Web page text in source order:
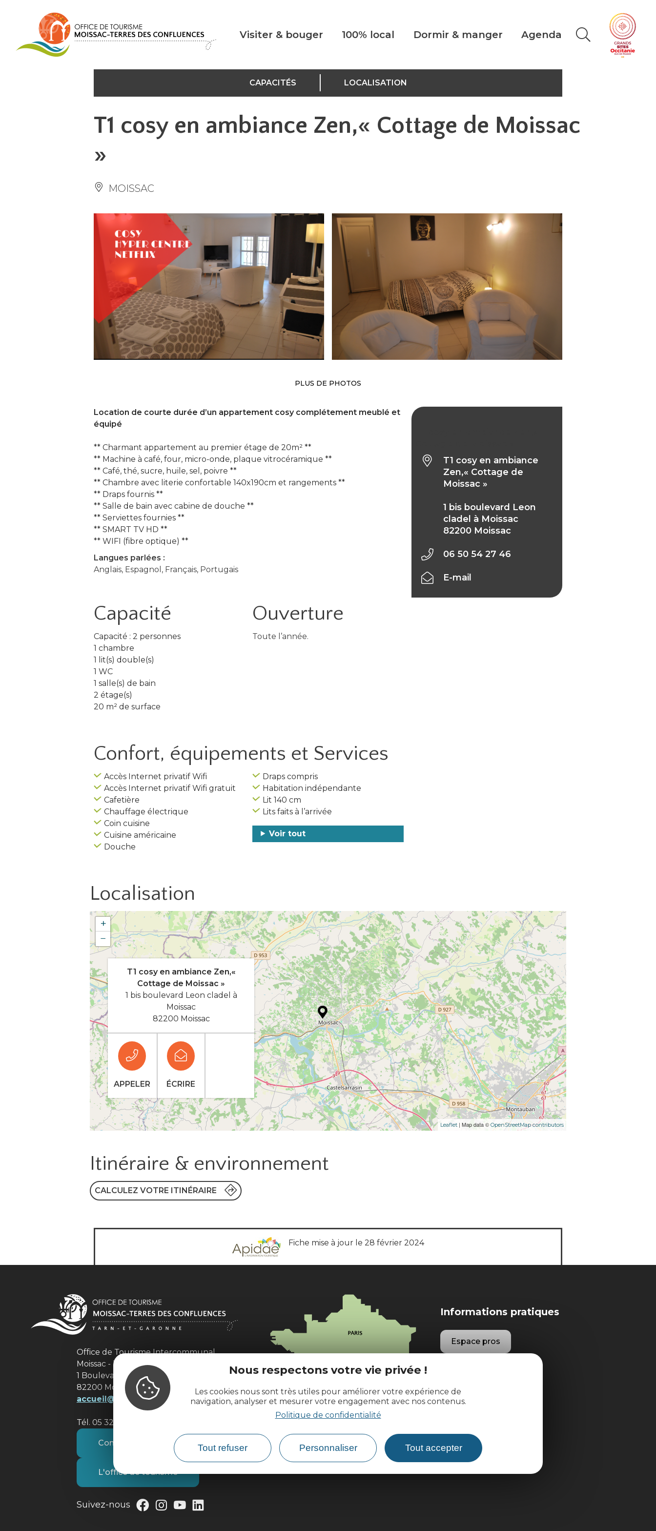
Nous respectons votre vie privée !
Les cookies nous sont très utiles pour améliorer votre expérience de
navigation, analyser et mesurer votre engagement avec nos contenus.
Politique de confidentialité
Tout refuser Personnaliser Tout accepter
Visiter & bouger 100% local Dormir & manger Agenda
CAPACITÉS LOCALISATION
T1 cosy en ambiance Zen,« Cottage de Moissac
»
MOISSAC
PLUS DE PHOTOS
Location de courte durée d’un appartement cosy complétement meublé et
équipé
** Charmant appartement au premier étage de 20m² **
** Machine à café, four, micro-onde, plaque vitrocéramique **
** Café, thé, sucre, huile, sel, poivre **
** Chambre avec literie confortable 140x190cm et rangements **
** Draps fournis **
** Salle de bain avec cabine de douche **
** Serviettes fournies **
** SMART TV HD **
** WIFI (fibre optique) **
Langues parlées :
Anglais, Espagnol, Français, Portugais
Capacité
Capacité : 2 personnes
1 chambre
1 lit(s) double(s)
1 WC
1 salle(s) de bain
2 étage(s)
20 m² de surface
Ouverture
Toute l’année.
Confort, équipements et Services
Accès Internet privatif Wifi
Accès Internet privatif Wifi gratuit
Cafetière
Chauffage électrique
Coin cuisine
Cuisine américaine
Douche
Draps compris
Habitation indépendante
Lit 140 cm
Lits faits à l’arrivée
Voir tout
T1 cosy en ambiance
Zen,« Cottage de
Moissac »
1 bis boulevard Leon
cladel à Moissac
82200 Moissac
06 50 54 27 46
E-mail
Localisation
+
−
Leaflet | Map data © OpenStreetMap contributors
T1 cosy en ambiance Zen,«
Cottage de Moissac »
1 bis boulevard Leon cladel à
Moissac
82200 Moissac
APPELER ÉCRIRE
Itinéraire & environnement
CALCULEZ VOTRE ITINÉRAIRE
Fiche mise à jour le 28 février 2024
Office de Tourisme Intercommunal
Moissac - Terres des Confluences
1 Boulevard de Brienne
82200 Moissac
accueil@tourisme-moissacconfluences.fr
Tél. 05 32 09 69 36
Contactez-nous
L'office de tourisme
Suivez-nous
Comment venir ?
Informations pratiques
Espace pros
Brochures